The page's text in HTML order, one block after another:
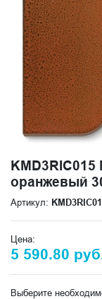
оранжевый
Артикул:
Цена:
5 590.80
Выберите